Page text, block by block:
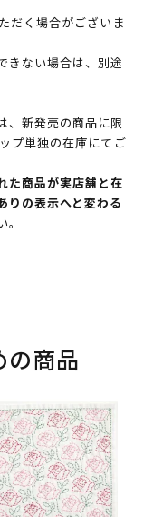
だく場合がございま
きない場合は、別途
、新発売の商品に限
プ単独の在庫にてご
た商品が実店舗と在
りの表示へと変わる
の商品